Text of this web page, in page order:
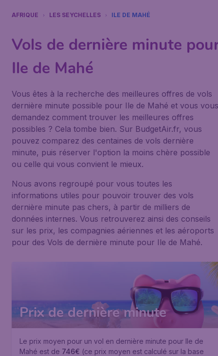
AFRIQUE LES SEYCHELLES ILE DE MAHÉ
Vols de dernière minute
Ile de Mahé
Vous êtes à la recherche des meilleures offres de vols
dernière minute possible pour Ile de Mahé et vous vous
demandez comment trouver les meilleures offres
possibles ? Cela tombe bien. Sur BudgetAir.fr, vous
pouvez comparez des centaines de vols dernière
minute, puis réserver l'option la moins chère possible
ou celle qui vous convient le mieux.
Nous avons regroupé pour vous toutes les
informations utiles pour pouvoir trouver des vols
dernière minute pas chers, à partir de milliers de
données internes. Vous retrouverez ainsi des conseils
sur les prix, les compagnies aériennes et les aéroports
pour des Vols de dernière minute pour Ile de Mahé.
Prix de dernière minute
Le prix moyen pour un vol en dernière minute pour Ile de
Mahé est de 746€ (ce prix moyen est calculé sur la base